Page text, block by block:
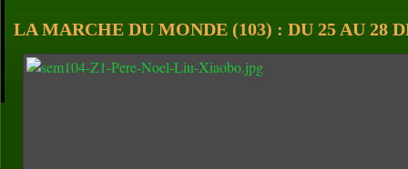
LA MARCHE DU MONDE (103) : DU 25 AU 28